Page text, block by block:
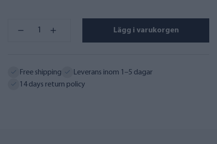
Lägg i varukorgen
Free shipping
Leverans inom 1–5 dagar
14 days return policy